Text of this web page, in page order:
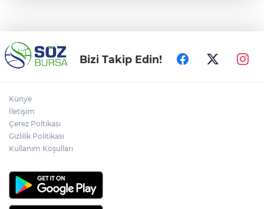
Bizi Takip Edin!
Künye
İletişim
Çerez Poltikası
Gizlilik Politikası
Kullanım Koşulları